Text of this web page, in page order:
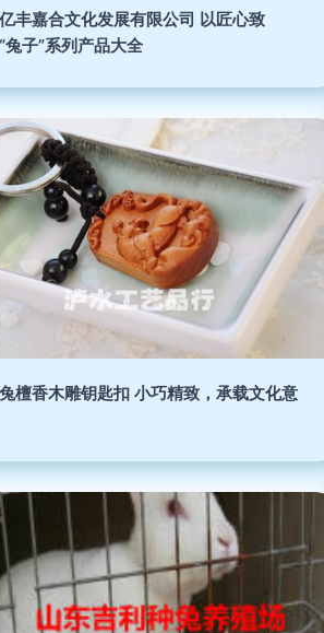
丰嘉合文化发展有限公司 以匠心致
兔子”系列产品大全
檀香木雕钥匙扣 小巧精致，承载文化意